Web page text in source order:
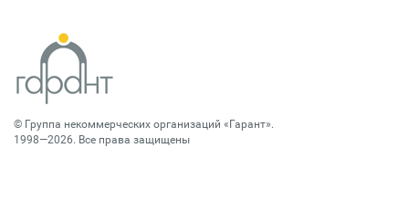
© Группа некоммерческих организаций «Гарант».
1998—2026. Все права защищены